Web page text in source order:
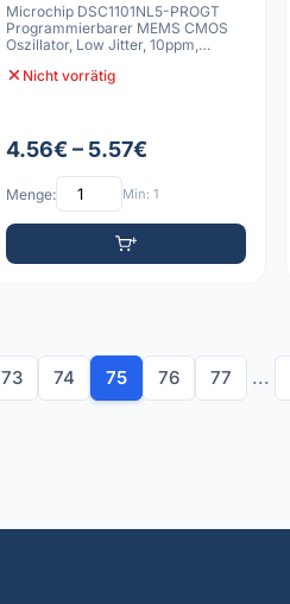
Microchip DSC1101NL5-PROGT
Programmierbarer MEMS CMOS
Oszillator, Low Jitter, 10ppm,
Nicht vorrätig
4.56€ – 5.57€
Menge: Min: 1
73 74 75 76 77 ...